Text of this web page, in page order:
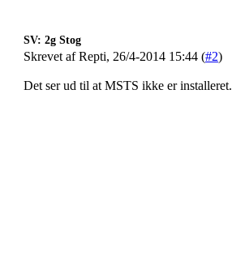
SV: 2g Stog
Skrevet af Repti, 26/4-2014 15:44 (#2)
Det ser ud til at MSTS ikke er installeret.